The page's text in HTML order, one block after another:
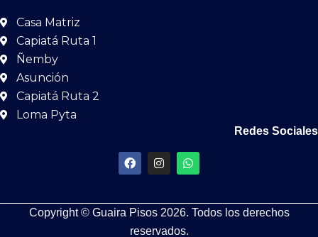
Casa Matriz
Capiatá Ruta 1
Ñemby
Asunción
Capiatá Ruta 2
Loma Pyta
Redes Sociales
F
a
b
o
I
n
a
g
W
h
s
a
Copyright © Guaira Pisos 2026. Todos los derechos
reservados.